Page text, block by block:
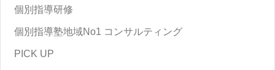
個別指導研修
個別指導塾地域No1 コンサルティング
PICK UP